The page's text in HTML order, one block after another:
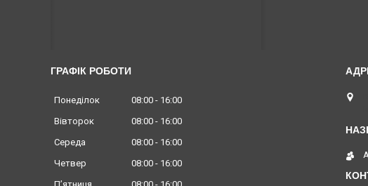
ГРАФІК РОБОТИ
Понеділок 08:00
16:00
Вівторок
08:00
16:00
Середа
08:00
16:00
Четвер
08:00
16:00